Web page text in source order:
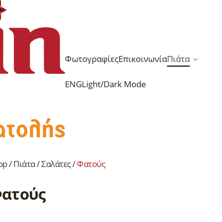
ΦωτογραφίεςΕπικοινωνίαΠιάτα
ENGLight/Dark Mode
/Πιάτα/Σαλάτες/Φατούς